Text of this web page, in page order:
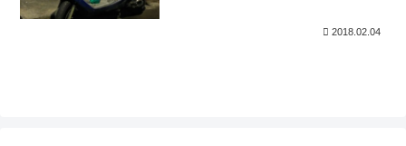
2018.02.04